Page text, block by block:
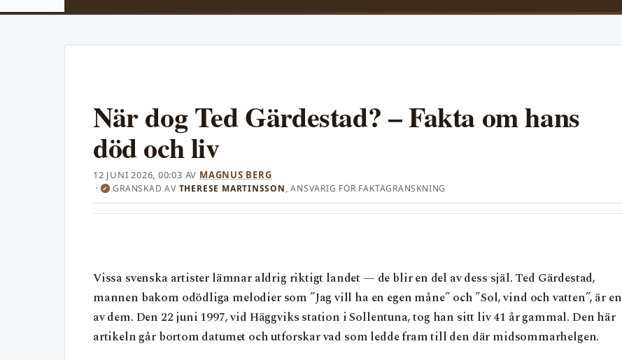
När dog Ted Gärdestad? – Fakta om hans
död och liv
12 JUNI 2026, 00:03 AV MAGNUS BERG
·✓ GRANSKAD AV THERESE MARTINSSON, ANSVARIG FÖR FAKTAGRANSKNING
Vissa svenska artister lämnar aldrig riktigt landet — de blir en del av dess själ. Ted Gärdestad,
mannen bakom odödliga melodier som ”Jag vill ha en egen måne” och ”Sol, vind och vatten”, är en
av dem. Den 22 juni 1997, vid Häggviks station i Sollentuna, tog han sitt liv 41 år gammal. Den här
artikeln går bortom datumet och utforskar vad som ledde fram till den där midsommarhelgen.